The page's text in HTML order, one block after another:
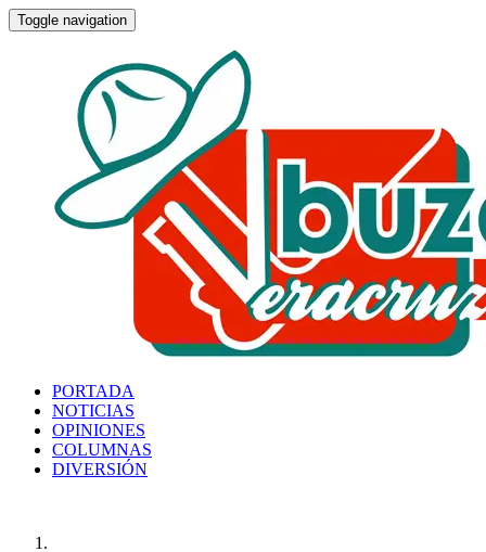
Toggle navigation
PORTADA
NOTICIAS
OPINIONES
COLUMNAS
DIVERSIÓN